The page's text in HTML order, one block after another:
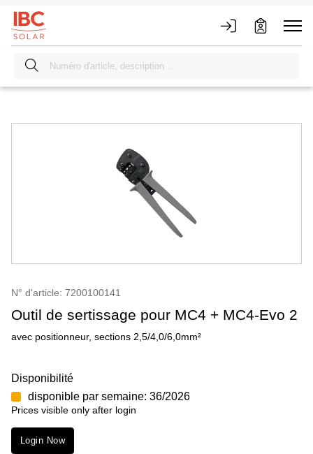
N° d'article: 7200100141
Outil de sertissage pour MC4 + MC4-Evo 2
avec positionneur, sections 2,5/4,0/6,0mm²
Disponibilité
disponible par semaine: 36/2026
Prices visible only after login
Login Now